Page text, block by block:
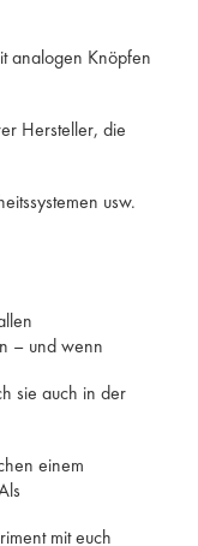
analogen Knöpfen
Hersteller, die
usw.
– und wenn
sie auch in der
einem
mit euch